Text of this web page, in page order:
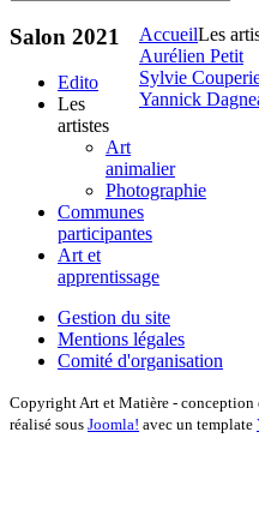
AccueilLes
Aurélien Petit
Sylvie
Yannick
Salon 2021
Edito
Les
artistes
Art
animalier
Photographie
Communes
participantes
Art et
apprentissage
Gestion du site
Mentions légales
Comité d'organisation
Copyright Art et Matière - conception
réalisé sous Joomla! avec un template